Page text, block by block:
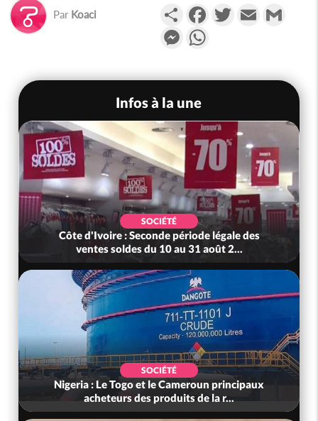
Par Koaci PartagerFacebookTwitterEmail
Messenger
Infos à la une
SOCIÉTÉ
Côte d'Ivoire : Seconde période légale des
ventes soldes du 10 au 31 août 2...
SOCIÉTÉ
Nigeria : Le Togo et le Cameroun principaux
acheteurs des produits de la r...